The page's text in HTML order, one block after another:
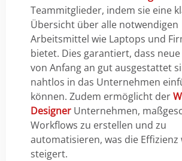
Teammitglieder, indem sie eine
Übersicht über alle notwendigen
Arbeitsmittel wie Laptops und
bietet. Dies garantiert, dass
von Anfang an gut ausgestattet
nahtlos in das Unternehmen
können.Zudem ermöglicht der
Designer Unternehmen,
Workflows zu erstellen und zu
automatisieren, was die Effizienz
steigert.